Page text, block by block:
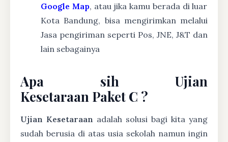
Google Map, atau jika kamu berada di luar
Kota Bandung, bisa mengirimkan melalui
Jasa pengiriman seperti Pos, JNE, J&T dan
lain sebagainya
Apa sih Ujian
Kesetaraan Paket C ?
Ujian Kesetaraan adalah solusi bagi kita yang
sudah berusia di atas usia sekolah namun ingin